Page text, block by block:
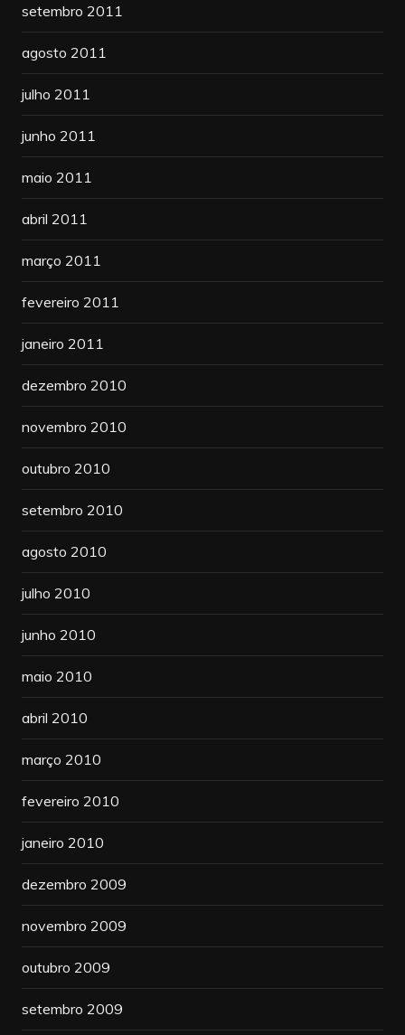
setembro 2011
agosto 2011
julho 2011
junho 2011
maio 2011
abril 2011
março 2011
fevereiro 2011
janeiro 2011
dezembro 2010
novembro 2010
outubro 2010
setembro 2010
agosto 2010
julho 2010
junho 2010
maio 2010
abril 2010
março 2010
fevereiro 2010
janeiro 2010
dezembro 2009
novembro 2009
outubro 2009
setembro 2009